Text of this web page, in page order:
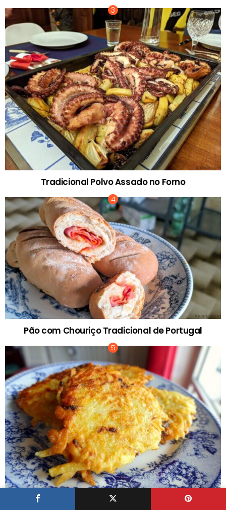
Tradicional Polvo Assado no Forno
Pão com Chouriço Tradicional de Portugal
Latke Bolinhos de Batata Fritos Judaicos